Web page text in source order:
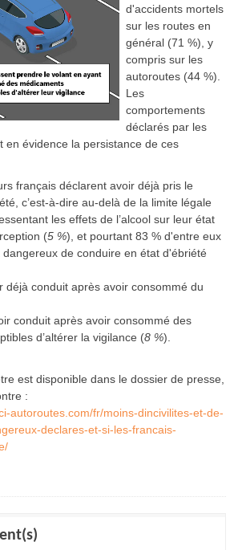
d'accidents mortels
sur les routes en
général (71 %), y
compris sur les
autoroutes (44 %).
Les
comportements
déclarés par les
en évidence la persistance de ces
français déclarent avoir déjà pris le
c’est-à-dire au-delà de la limite légale
les effets de l’alcool sur leur état
(5 %), et pourtant 83 % d'entre eux
de conduire en état d'ébriété
déjà conduit après avoir consommé du
conduit après avoir consommé des
d’altérer la vigilance (8 %).
est disponible dans le dossier de presse,
:
autoroutes.com/fr/moins-dincivilites-et-de-
declares-et-si-les-francais-